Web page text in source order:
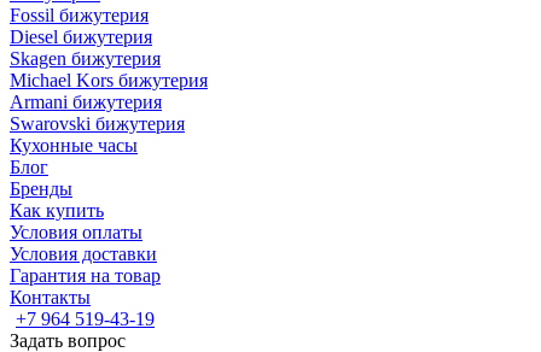
Fossil бижутерия
Diesel бижутерия
Skagen бижутерия
Michael Kors бижутерия
Armani бижутерия
Swarovski бижутерия
Кухонные часы
Блог
Бренды
Как купить
Условия оплаты
Условия доставки
Гарантия на товар
Контакты
+7 964 519-43-19
Задать вопрос